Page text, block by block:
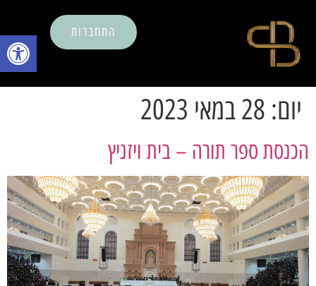
פתח התחברות
יום: 28 במאי 2023
הכנסת ספר תורה – בית ויזניץ